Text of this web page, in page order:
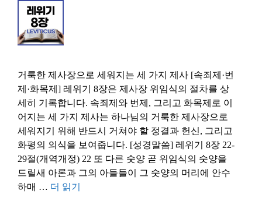
거룩한 제사장으로 세워지는 세 가지 제사 [속죄제·번
제·화목제] 레위기 8장은 제사장 위임식의 절차를 상
세히 기록합니다. 속죄제와 번제, 그리고 화목제로 이
어지는 세 가지 제사는 하나님의 거룩한 제사장으로
세워지기 위해 반드시 거쳐야 할 정결과 헌신, 그리고
화평의 의식을 보여줍니다. [성경말씀] 레위기 8장 22-
29절(개역개정) 22 또 다른 숫양 곧 위임식의 숫양을
드릴새 아론과 그의 아들들이 그 숫양의 머리에 안수
하매 … 더 읽기